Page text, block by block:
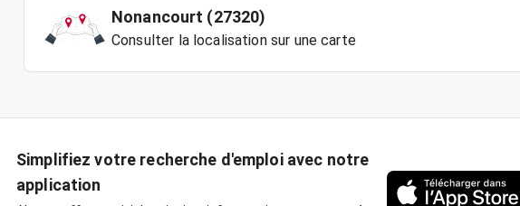
Nonancourt (27320)
Consulter la localisation sur une carte
Simplifiez votre recherche d'emploi avec notre
application